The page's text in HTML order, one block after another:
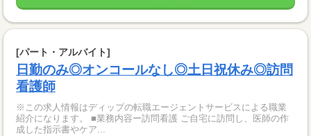
[パート・アルバイト]
日勤のみ◎オンコールなし◎土日祝休み◎訪問
看護師
※この求人情報はディップの転職エージェントサービスによる職業
紹介になります。 ■業務内容ー訪問看護 ご自宅に訪問し、医師の作
成した指示書やケア...